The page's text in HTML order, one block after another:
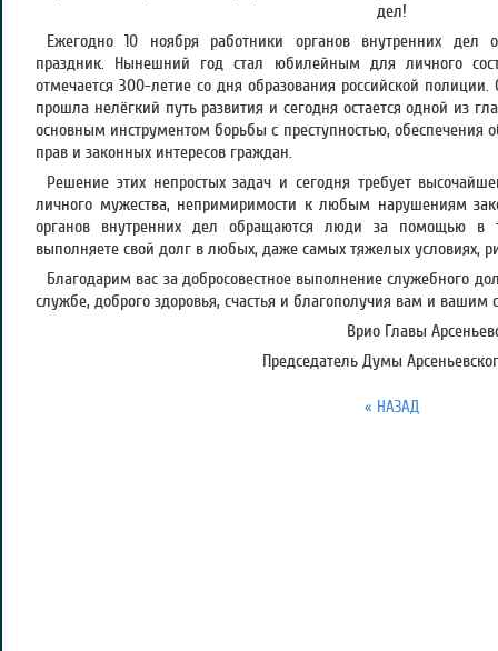
дел!
Ежегодно 10 ноября работники органов внутренних дел
праздник. Нынешний год стал юбилейным для личного
отмечается 300-летие со дня образования российской полиции.
прошла нелёгкий путь развития и сегодня остается одной из
основным инструментом борьбы с преступностью, обеспечения
прав и законных интересов граждан.
Решение этих непростых задач и сегодня требует
личного мужества, непримиримости к любым нарушениям
органов внутренних дел обращаются люди за помощью
выполняете свой долг в любых, даже самых тяжелых условиях,
Благодарим вас за добросовестное выполнение служебного
службе, доброго здоровья, счастья и благополучия вам и вашим
Врио Главы
Председатель Думы
« НАЗАД